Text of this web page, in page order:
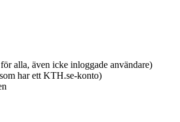
alla, även icke inloggade användare)
har ett KTH.se-konto)